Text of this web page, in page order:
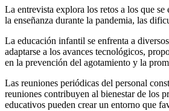
La entrevista explora los retos a los que
la enseñanza durante la pandemia, las
La educación infantil se enfrenta a
adaptarse a los avances tecnológicos,
en la prevención del agotamiento y la
Las reuniones periódicas del personal
reuniones contribuyen al bienestar de los
educativos pueden crear un entorno que